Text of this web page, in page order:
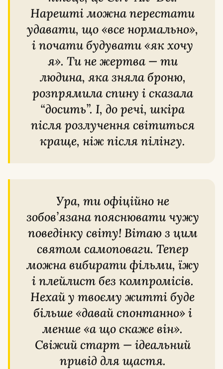
Нарешті можна перестати
удавати, що «все нормально»,
і почати будувати «як хочу
я». Ти не жертва — ти
людина, яка зняла броню,
розпрямила спину і сказала
“досить”. І, до речі, шкіра
після розлучення світиться
краще, ніж після пілінгу.
Ура, ти офіційно не
зобов’язана пояснювати чужу
поведінку світу! Вітаю з цим
святом самоповаги. Тепер
можна вибирати фільми, їжу
і плейлист без компромісів.
Нехай у твоєму житті буде
більше «давай спонтанно» і
менше «а що скаже він».
Свіжий старт — ідеальний
привід для щастя.